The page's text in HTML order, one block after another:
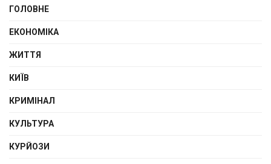
ГОЛОВНЕ
ЕКОНОМІКА
ЖИТТЯ
КИЇВ
КРИМІНАЛ
КУЛЬТУРА
КУРЙОЗИ